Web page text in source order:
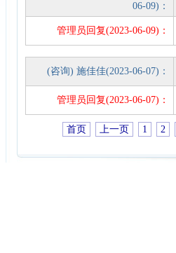
06-09)：
管理员回复(2023-06-09)：
(咨询) 施佳佳(2023-06-07)：
管理员回复(2023-06-07)：
首页 上一页 1 2